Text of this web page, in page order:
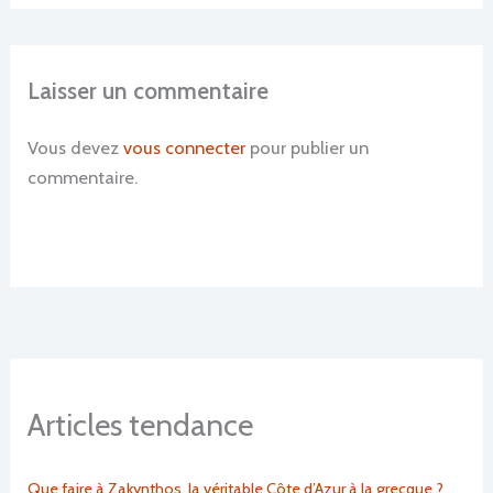
Laisser un commentaire
Vous devezvous connecter pour publier un
commentaire.
Articles tendance
Que faire à Zakynthos, la véritable Côte d’Azur à la grecque ?